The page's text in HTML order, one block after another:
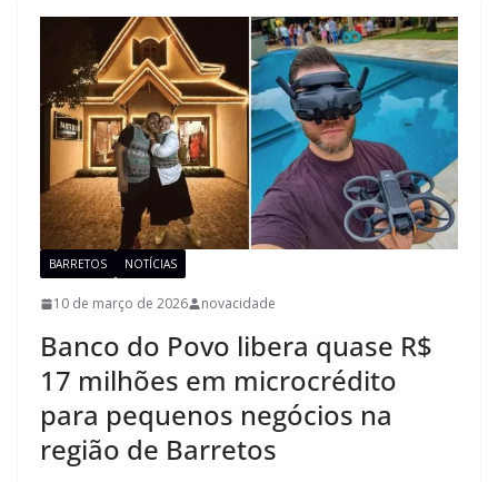
BARRETOS NOTÍCIAS
10 de março de 2026 novacidade
Banco do Povo libera quase R$
17 milhões em microcrédito
para pequenos negócios na
região de Barretos